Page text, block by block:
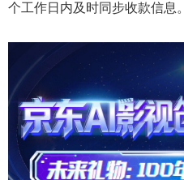
个工作日内及时同步收款信息。